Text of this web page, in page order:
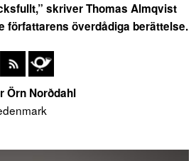
skriver Thomas Almqvist
författarens överdådiga berättelse.
Örn Norðdahl